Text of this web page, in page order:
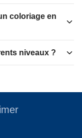
coloriage en
niveaux ?